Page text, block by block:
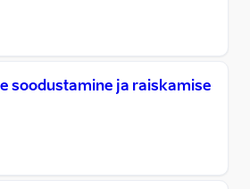
soodustamine ja raiskamise